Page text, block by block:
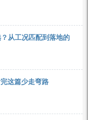
从工况匹配到落地的
这篇少走弯路